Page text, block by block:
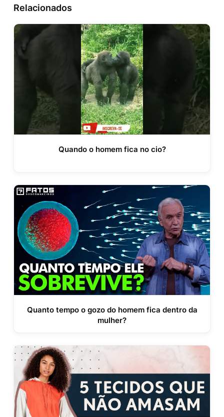
Relacionados
Quando o homem fica no cio?
Quanto tempo o gozo do homem fica dentro da
mulher?